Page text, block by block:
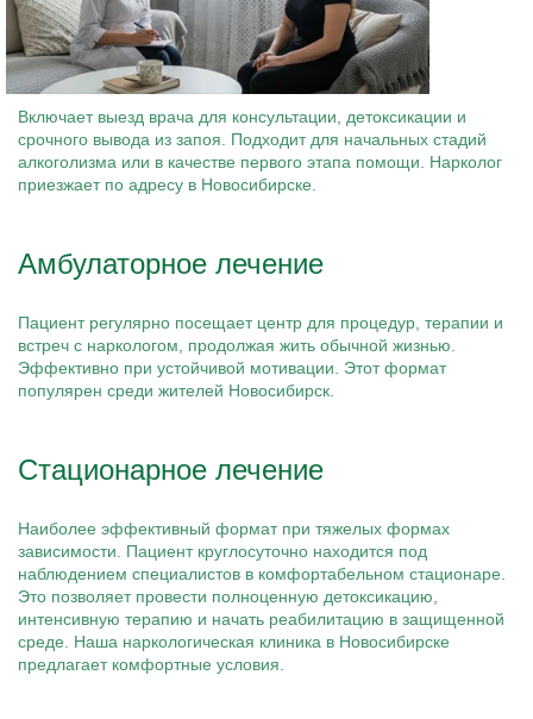
Включает выезд врача для консультации, детоксикации и
срочного вывода из запоя. Подходит для начальных стадий
алкоголизма или в качестве первого этапа помощи. Нарколог
приезжает по адресу в Новосибирске.
Амбулаторное лечение
Пациент регулярно посещает центр для процедур, терапии и
встреч с наркологом, продолжая жить обычной жизнью.
Эффективно при устойчивой мотивации. Этот формат
популярен среди жителей Новосибирск.
Стационарное лечение
Наиболее эффективный формат при тяжелых формах
зависимости. Пациент круглосуточно находится под
наблюдением специалистов в комфортабельном стационаре.
Это позволяет провести полноценную детоксикацию,
интенсивную терапию и начать реабилитацию в защищенной
среде. Наша наркологическая клиника в Новосибирске
предлагает комфортные условия.